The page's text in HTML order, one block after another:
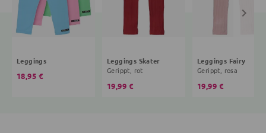
Leggings
18,95 €
Leggings Skater
Gerippt, rot
19,99 €
Leggings Fairy
Gerippt, rosa
19,99 €